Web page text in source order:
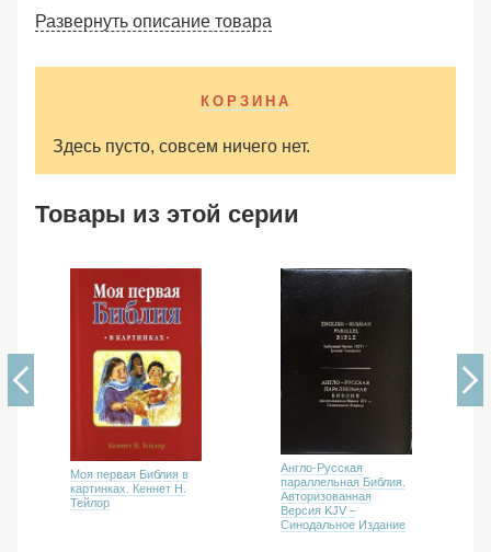
Развернуть описание товара
КОРЗИНА
Здесь пусто, совсем ничего нет.
Товары из этой серии
Моя первая Библия в
картинках. Кеннет Н.
Тейлор
Англо-Русская
параллельная Библия.
Авторизованная
Версия KJV –
Cинодальное Издание